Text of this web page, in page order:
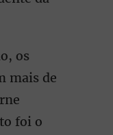
os
mais de
foi o